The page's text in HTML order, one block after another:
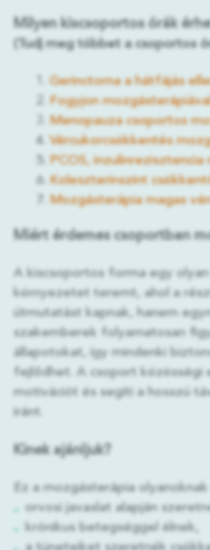
Milyen kiscsoportos órák
(Tudj meg többet a csoportos
Gerinctorna a hátfájás
Fogyjon mozgásterápiával
Menopauza csoportos
Vércukorcsökkentés
PCOS,
Koleszterinszint
Mozgásterápia magas
Miért érdemes csoportban
A kiscsoportos forma egy
környezetet teremt, ahol a
útmutatást kapnak, hanem
szakemberek folyamatosan
állapotokat, így mindenki
fejlődhet. A csoport közösségi
motivációt és segíti a hosszú
iránt.
Kinek ajánljuk?
Ez a mozgásterápia olyanoknak
orvosi javaslat alapján
krónikus betegséggel élnek,